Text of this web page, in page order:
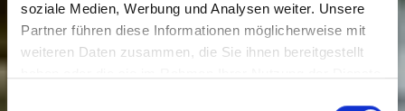
soziale Medien, Werbung und Analysen weiter. Unsere
Partner führen diese Informationen möglicherweise mit
weiteren Daten zusammen, die Sie ihnen bereitgestellt
Rosarium